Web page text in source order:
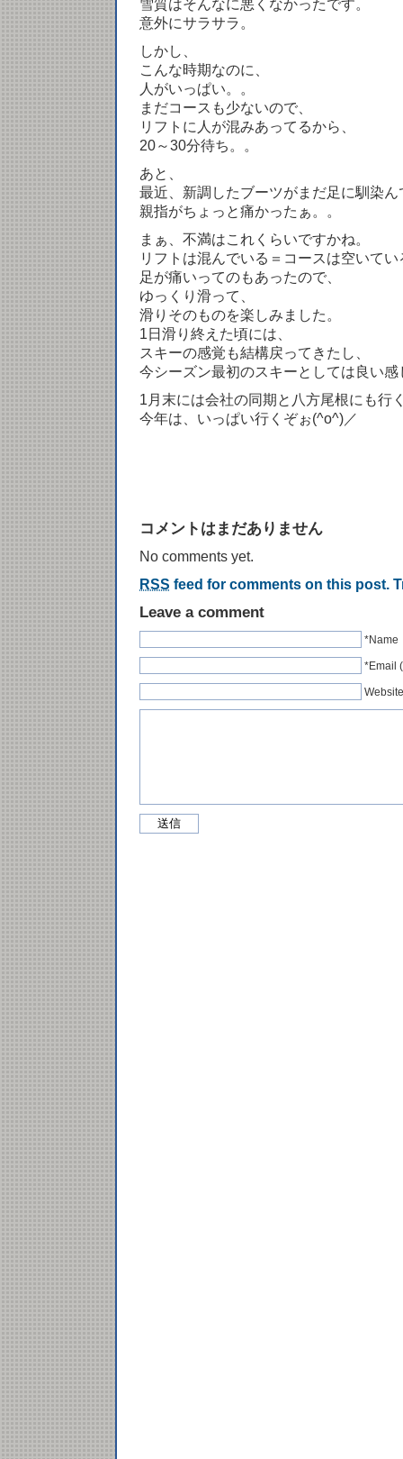
雪質はそんなに悪くなかったです。
意外にサラサラ。
しかし、
こんな時期なのに、
人がいっぱい。。
まだコースも少ないので、
リフトに人が混みあってるから、
20～30分待ち。。
あと、
最近、新調したブーツがまだ足に馴染ん
親指がちょっと痛かったぁ。。
まぁ、不満はこれくらいですかね。
リフトは混んでいる＝コースは空いて
足が痛いってのもあったので、
ゆっくり滑って、
滑りそのものを楽しみました。
1日滑り終えた頃には、
スキーの感覚も結構戻ってきたし、
今シーズン最初のスキーとしては良い感
1月末には会社の同期と八方尾根にも行
今年は、いっぱい行くぞぉ(^o^)／
コメントはまだありません
No comments yet.
RSS feed for comments on this post.
Leave a comment
*Name
*Email
Website